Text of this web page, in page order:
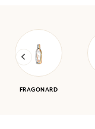
FRAGONARD